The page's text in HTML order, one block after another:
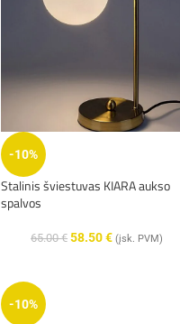
-10%
Stalinis šviestuvas KIARA aukso
spalvos
65.00€ 58.50€ (įsk. PVM)
-10%